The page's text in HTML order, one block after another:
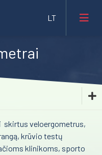
skirtus veloergometrus,
krūvio testų
klinikoms, sporto